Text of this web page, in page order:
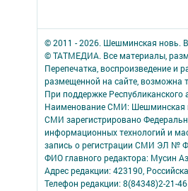
© 2011 - 2026. Шешминская новь.
© ТАТМЕДИА. Все материалы,
Перепечатка, воспроизведение и
размещенной на сайте, возможна
При поддержке
Наименование СМИ: Шешминская
СМИ зарегистрировано
информационных технологий и
запись о регистрации СМИ ЭЛ №
ФИО главного редактора: Мусин
Адрес редакции: 423190,
Телефон редакции: 8(84348)2-21-